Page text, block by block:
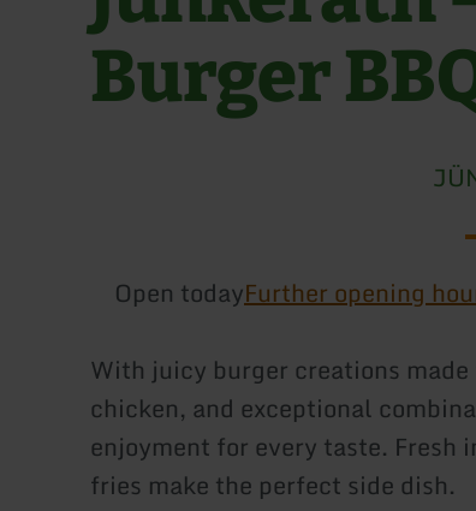
Burger
Open todayFurther opening
With juicy burger creations
chicken, and exceptional
enjoyment for every taste. Fresh
fries make the perfect side dish.